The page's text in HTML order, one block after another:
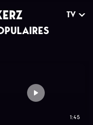
TV
1:45